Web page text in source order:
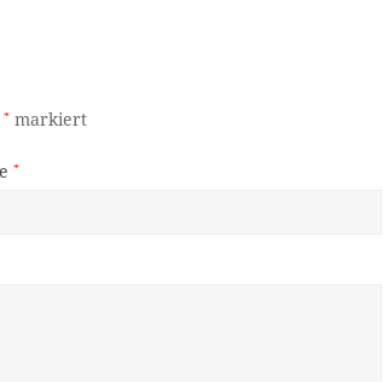
* markiert
*